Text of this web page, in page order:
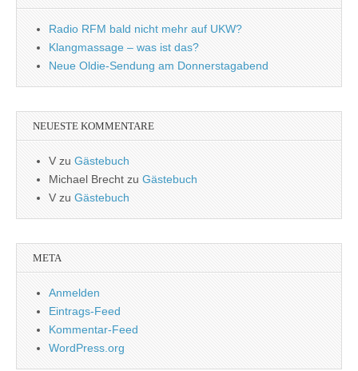
Radio RFM bald nicht mehr auf UKW?
Klangmassage – was ist das?
Neue Oldie-Sendung am Donnerstagabend
NEUESTE KOMMENTARE
V zu Gästebuch
Michael Brecht zu Gästebuch
Vzu Gästebuch
META
Anmelden
Eintrags-Feed
Kommentar-Feed
WordPress.org